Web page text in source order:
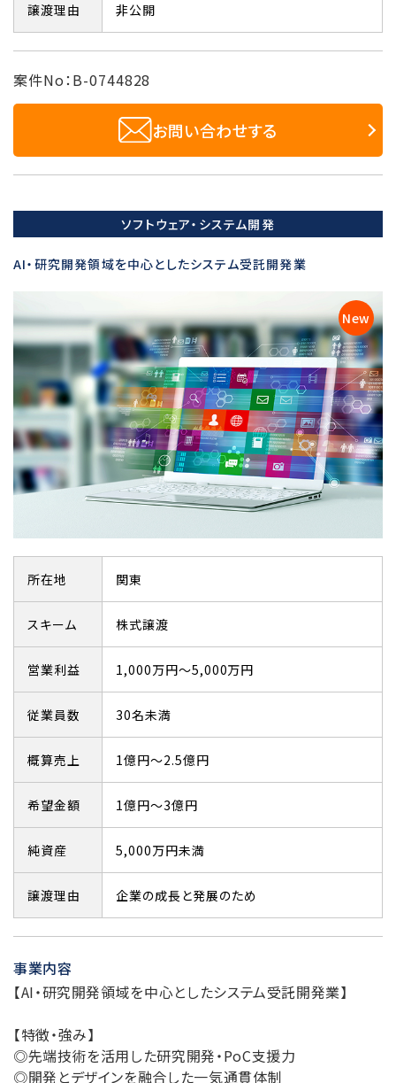
譲渡理由 非公開
案件No：B-0744828
お問い合わせする
ソフトウェア・システム開発
AI・研究開発領域を中心としたシステム受託開発業
所在地 関東
スキーム 株式譲渡
営業利益 1,000万円～5,000万円
従業員数 30名未満
概算売上 1億円～2.5億円
希望金額 1億円～3億円
純資産 5,000万円未満
譲渡理由 企業の成長と発展のため
事業内容
【AI・研究開発領域を中心としたシステム受託開発業】
【特徴・強み】
◎先端技術を活用した研究開発・PoC支援力
◎開発とデザインを融合した一気通貫体制